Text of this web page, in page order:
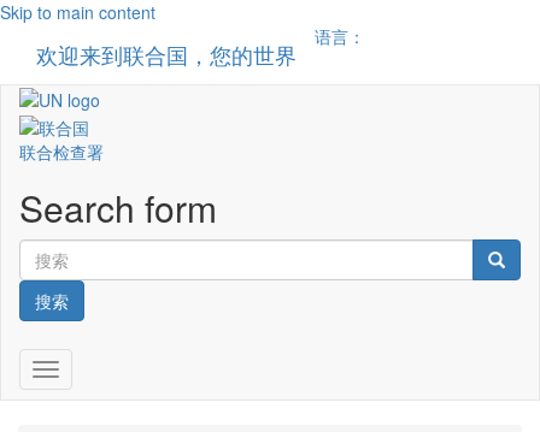
Skip to main content
欢迎来到联合国，您的世界
语言：
联合检查署
Search form
搜索
Toggle navigation